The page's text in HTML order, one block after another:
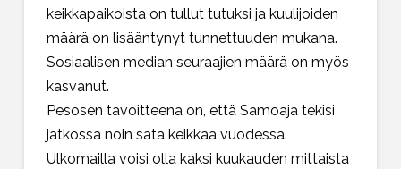
keikkapaikoista on tullut tutuksi ja kuulijoiden
määrä on lisääntynyt tunnettuuden mukana.
Sosiaalisen median seuraajien määrä on myös
kasvanut.
Pesosen tavoitteena on, että Samoaja tekisi
jatkossa noin sata keikkaa vuodessa.
Ulkomailla voisi olla kaksi kuukauden mittaista